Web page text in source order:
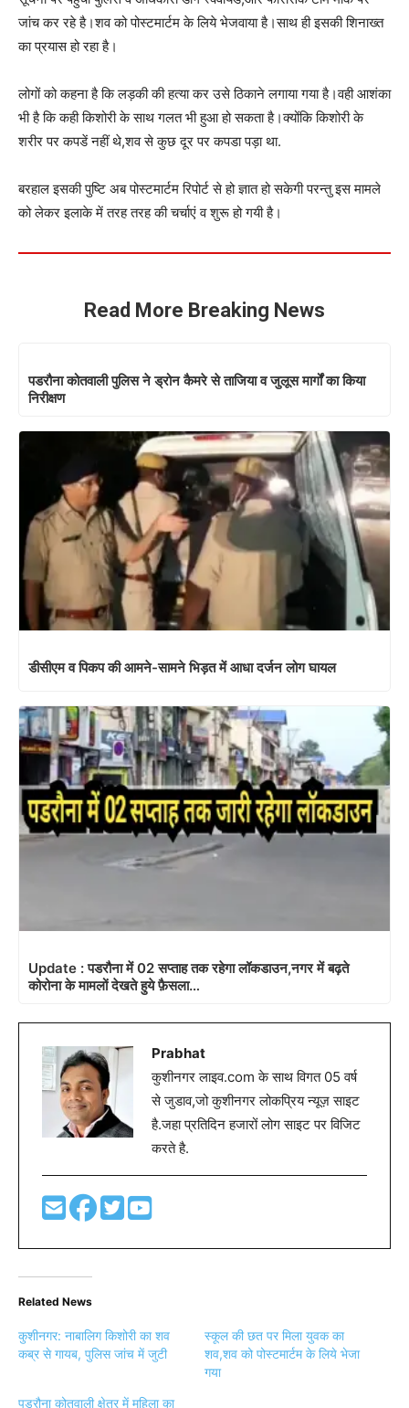
जांच कर रहे है।शव को पोस्टमार्टम के लिये भेजवाया है।साथ ही इसकी शिनाख्त
का प्रयास हो रहा है।
लोगों को कहना है कि लड़की की हत्या कर उसे ठिकाने लगाया गया है।वही आशंका
भी है कि कही किशोरी के साथ गलत भी हुआ हो सकता है।क्योंकि किशोरी के
शरीर पर कपडें नहीं थे,शव से कुछ दूर पर कपडा पड़ा था.
बरहाल इसकी पुष्टि अब पोस्टमार्टम रिपोर्ट से हो ज्ञात हो सकेगी परन्तु इस मामले
को लेकर इलाके में तरह तरह की चर्चाएं व शुरू हो गयी है।
Read More Breaking News
पडरौना कोतवाली पुलिस ने ड्रोन कैमरे से ताजिया व जुलूस मार्गों का किया
निरीक्षण
डीसीएम व पिकप की आमने-सामने भिड़त में आधा दर्जन लोग घायल
Update : पडरौना में 02 सप्ताह तक रहेगा लॉकडाउन,नगर में बढ़ते
कोरोना के मामलों देखते हुये फ़ैसला…
Prabhat
कुशीनगर लाइव.com के साथ विगत 05 वर्ष
से जुडाव,जो कुशीनगर लोकप्रिय न्यूज़ साइट
है.जहा प्रतिदिन हजारों लोग साइट पर विजिट
करते है.
Related News
कुशीनगर: नाबालिग किशोरी का शव
कब्र से गायब, पुलिस जांच में जुटी
स्कूल की छत पर मिला युवक का
शव,शव को पोस्टमार्टम के लिये भेजा
गया
पडरौना कोतवाली क्षेत्र में महिला का